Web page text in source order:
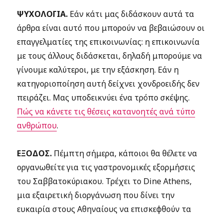
ΨΥΧΟΛΟΓΙΑ. Εάν κάτι μας διδάσκουν αυτά τα
άρθρα είναι αυτό που μπορούν να βεβαιώσουν οι
επαγγελματίες της επικοινωνίας: η επικοινωνία
με τους άλλους διδάσκεται, δηλαδή μπορούμε να
γίνουμε καλύτεροι, με την εξάσκηση. Εάν η
κατηγοριοποίηση αυτή δείχνει χονδροειδής δεν
πειράζει. Μας υποδεικνύει ένα τρόπο σκέψης.
Πώς να κάνετε τις θέσεις κατανοητές ανά τύπο
ανθρώπου.
ΕΞΟΔΟΣ. Πέμπτη σήμερα, κάποιοι θα θέλετε να
οργανωθείτε για τις γαστρονομικές εξορμήσεις
του Σαββατοκύριακου. Τρέχει το Dine Athens,
μια εξαιρετική διοργάνωση που δίνει την
ευκαιρία στους Αθηναίους να επισκεφθούν τα